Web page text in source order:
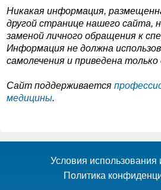
Никакая информация,
другой странице нашего сайта,
заменой личного обращения к
Информация не должна
самолечения и приведена только
Cайт поддерживается
медицины.
Условия
Политика